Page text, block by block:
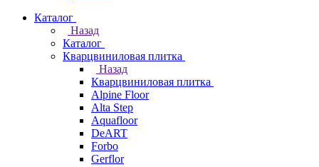
Каталог
Назад
Каталог
Кварцвиниловая плитка
Назад
Кварцвиниловая плитка
Alpine Floor
Alta Step
Aquafloor
DeART
Forbo
Gerflor